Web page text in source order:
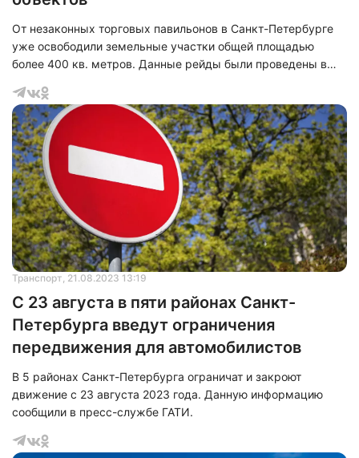
От незаконных торговых павильонов в Санкт-Петербурге
уже освободили земельные участки общей площадью
более 400 кв. метров. Данные рейды были проведены в
районах. Об этом сообщили в пресс-службе комитета по
контролю за имуществом.
Транспорт, 21.08.2023 13:19
С 23 августа в пяти районах Санкт-
Петербурга введут ограничения
передвижения для автомобилистов
В 5 районах Санкт-Петербурга ограничат и закроют
движение с 23 августа 2023 года. Данную информацию
сообщили в пресс-службе ГАТИ.